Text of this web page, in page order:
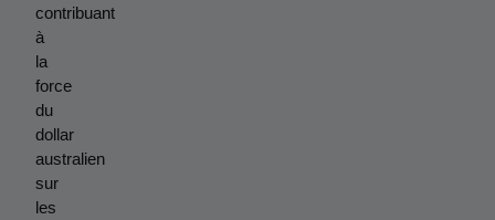
contribuant
à
la
force
du
dollar
australien
sur
les